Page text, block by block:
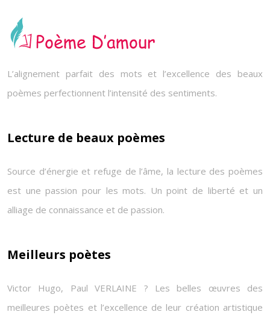
L’alignement parfait des mots et l’excellence des beaux
poèmes perfectionnent l’intensité des sentiments.
Lecture de beaux poèmes
Source d’énergie et refuge de l’âme, la lecture des poèmes
est une passion pour les mots. Un point de liberté et un
alliage de connaissance et de passion.
Meilleurs poètes
Victor Hugo, Paul VERLAINE ? Les belles œuvres des
meilleures poètes et l’excellence de leur création artistique